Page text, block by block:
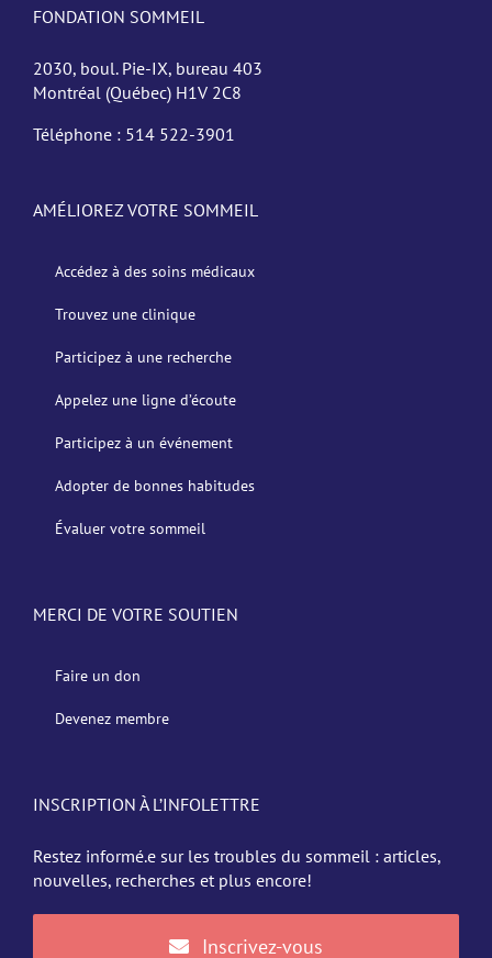
FONDATION SOMMEIL
2030, boul. Pie-IX, bureau 403
Montréal (Québec) H1V 2C8
Téléphone : 514 522-3901
AMÉLIOREZ VOTRE SOMMEIL
Accédez à des soins médicaux
Trouvez une clinique
Participez à une recherche
Appelez une ligne d’écoute
Participez à un événement
Adopter de bonnes habitudes
Évaluer votre sommeil
MERCI DE VOTRE SOUTIEN
Faire un don
Devenez membre
INSCRIPTION À L’INFOLETTRE
Restez informé.e sur les troubles du sommeil : articles,
nouvelles, recherches et plus encore!
Inscrivez-vous